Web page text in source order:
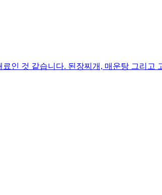
인 것 같습니다. 된장찌개, 매운탕 그리고